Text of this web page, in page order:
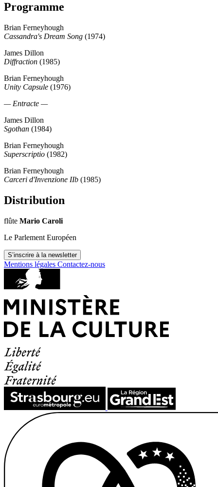
Programme
Brian Ferneyhough
Cassandra's Dream Song (1974)
James Dillon
Diffraction (1985)
Brian Ferneyhough
Unity Capsule (1976)
— Entracte —
James Dillon
Sgothan (1984)
Brian Ferneyhough
Superscriptio (1982)
Brian Ferneyhough
Carceri d'Invenzione IIb (1985)
Distribution
flûte Mario Caroli
Le Parlement Européen
S’inscrire à la newsletter
Mentions légales Contactez-nous